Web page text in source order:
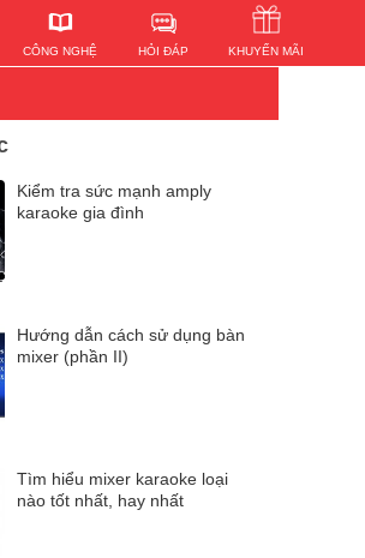
CÔNG NGHỆ HỎI ĐÁP KHUYẾN MÃI
Kiểm tra sức mạnh amply
karaoke gia đình
Hướng dẫn cách sử dụng bàn
mixer (phần II)
Tìm hiểu mixer karaoke loại
nào tốt nhất, hay nhất